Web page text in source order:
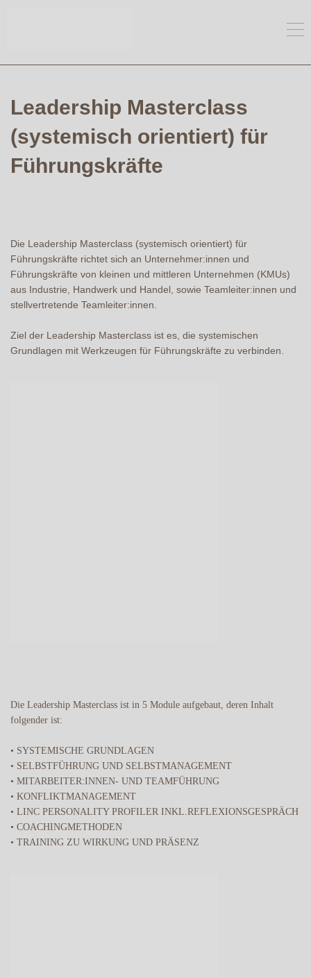
Leadership Masterclass
(systemisch orientiert) für
Führungskräfte
Die Leadership Masterclass (systemisch orientiert) für
Führungskräfte richtet sich an Unternehmer:innen und
Führungskräfte von kleinen und mittleren Unternehmen (KMUs)
aus Industrie, Handwerk und Handel, sowie Teamleiter:innen und
stellvertretende Teamleiter:innen.
Ziel der Leadership Masterclass ist es, die systemischen
Grundlagen mit Werkzeugen für Führungskräfte zu verbinden.
Die Leadership Masterclass ist in 5 Module aufgebaut, deren Inhalt
folgender ist:
• SYSTEMISCHE GRUNDLAGEN
• SELBSTFÜHRUNG UND SELBSTMANAGEMENT
• MITARBEITER:INNEN- UND TEAMFÜHRUNG
• KONFLIKTMANAGEMENT
• LINC PERSONALITY PROFILER INKL.REFLEXIONSGESPRÄCH
• COACHINGMETHODEN
• TRAINING ZU WIRKUNG UND PRÄSENZ